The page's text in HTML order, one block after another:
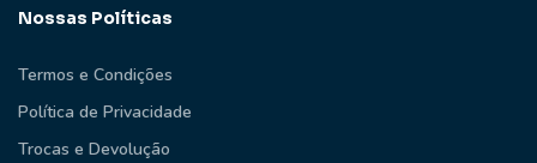
Nossas Políticas
Termos e Condições
Política de Privacidade
Trocas e Devolução